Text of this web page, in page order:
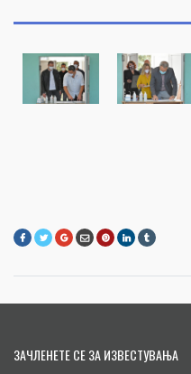
ЗАЧЛЕНЕТЕ СЕ ЗА ИЗВЕСТУВАЊА